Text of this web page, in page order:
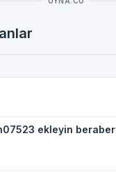
ekleyin beraber